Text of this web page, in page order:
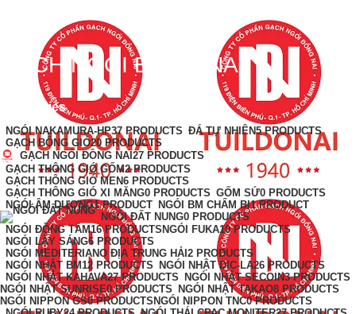
GẠCH NGÓI ĐỒNG NAI
Categories
NGÓI NAKAMURA-HP37 PRODUCTS ĐÁ TỰ NHIÊN5 PRODUCTS
GẠCH BÔNG GIÓ20 PRODUCTS
GẠCH NGÓI ĐỒNG NAI 27 PRODUCTS
GẠCH THÔNG GIÓ GỐM2 PRODUCTS
GẠCH THÔNG GIÓ MEN6 PRODUCTS
GẠCH THÔNG GIÓ XI MĂNG0 PRODUCTS GỐM SỨ0 PRODUCTS
NGÓI ÂM DƯƠNG1 PRODUCT NGÓI BM CHẤM BI1 PRODUCT
NGÓI ĐẤT NUNG0 PRODUCTS
NGÓI ĐỒNG TÂM16 PRODUCTS NGÓI FUKA10 PRODUCTS
NGÓI LẤY SÁNG6 PRODUCTS
NGÓI MEDITERIANO ĐỊA TRUNG HẢI 2 PRODUCTS
NGÓI NHẬT BM 12 PRODUCTS NGÓI NHẬT DIC-LA26 PRODUCTS
NGÓI NHẬT KAHAVA27 PRODUCTS NGÓI NHẬT SECOIN3 PRODUCTS
NGÓI NHẬT SUNRISE0 PRODUCTS NGÓI NHẬT TAKAO8 PRODUCTS
NGÓI NIPPON GS0 PRODUCTS NGÓI NIPPON TNC0 PRODUCTS